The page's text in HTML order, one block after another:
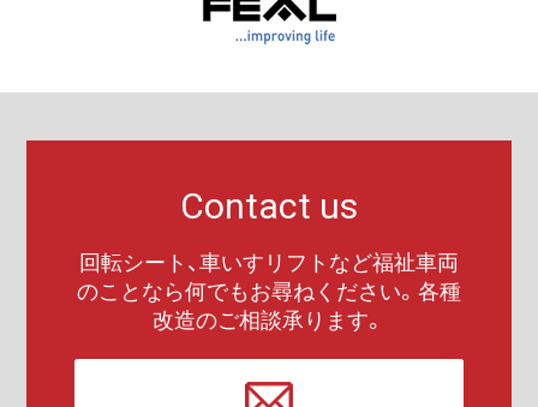
Contact us
回転シート、車いすリフトなど福祉車両
のことなら何でもお尋ねください。各種
改造のご相談承ります。